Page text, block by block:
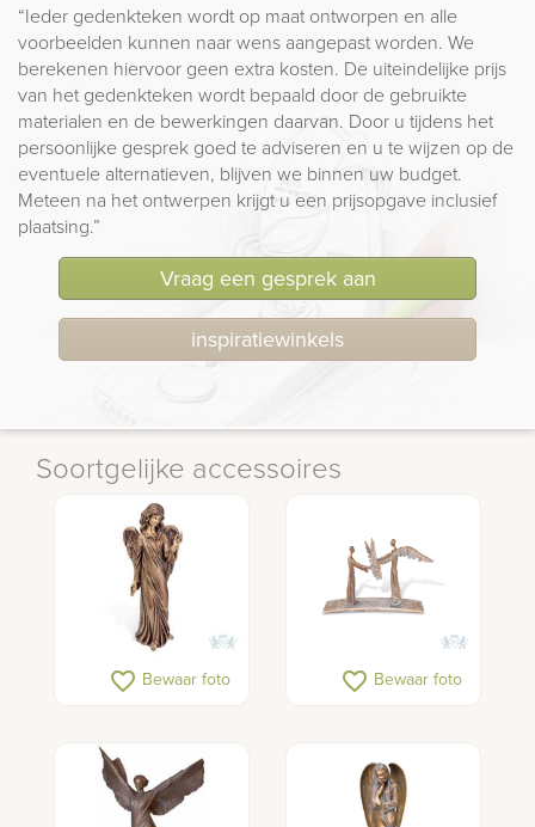
“Ieder gedenkteken wordt op maat ontworpen en alle
voorbeelden kunnen naar wens aangepast worden. We
berekenen hiervoor geen extra kosten. De uiteindelijke prijs
van het gedenkteken wordt bepaald door de gebruikte
materialen en de bewerkingen daarvan. Door u tijdens het
persoonlijke gesprek goed te adviseren en u te wijzen op de
eventuele alternatieven, blijven we binnen uw budget.
Meteen na het ontwerpen krijgt u een prijsopgave inclusief
plaatsing.”
Vraag een gesprek aan
inspiratiewinkels
Soortgelijke accessoires
favorite_border Bewaar foto favorite_border Bewaar foto